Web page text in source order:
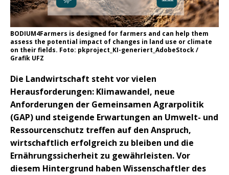
BODIUM4Farmers is designed for farmers and can help them
assess the potential impact of changes in land use or climate
on their fields. Foto: pkproject_KI-generiert_AdobeStock /
Grafik UFZ
Die Landwirtschaft steht vor vielen
Herausforderungen: Klimawandel, neue
Anforderungen der Gemeinsamen Agrarpolitik
(GAP) und steigende Erwartungen an Umwelt- und
Ressourcenschutz treffen auf den Anspruch,
wirtschaftlich erfolgreich zu bleiben und die
Ernährungssicherheit zu gewährleisten. Vor
diesem Hintergrund haben Wissenschaftler des